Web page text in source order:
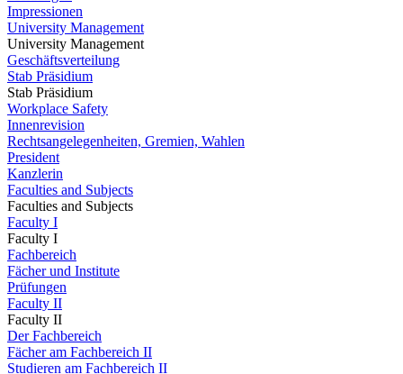
Impressionen
University Management
University Management
Geschäftsverteilung
Stab Präsidium
Stab Präsidium
Workplace Safety
Innenrevision
Rechtsangelegenheiten, Gremien, Wahlen
President
Kanzlerin
Faculties and Subjects
Faculties and Subjects
Faculty I
Faculty I
Fachbereich
Fächer und Institute
Prüfungen
Faculty II
Faculty II
Der Fachbereich
Fächer am Fachbereich II
Studieren am Fachbereich II